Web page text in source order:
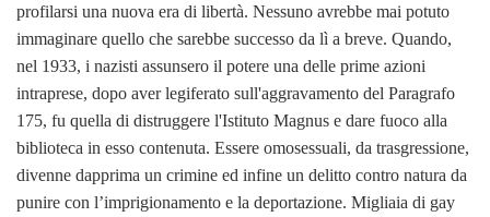
profilarsi una nuova era di libertà. Nessuno avrebbe mai potuto
immaginare quello che sarebbe successo da lì a breve. Quando,
nel 1933, i nazisti assunsero il potere una delle prime azioni
intraprese, dopo aver legiferato sull'aggravamento del Paragrafo
175, fu quella di distruggere l'Istituto Magnus e dare fuoco alla
biblioteca in esso contenuta. Essere omosessuali, da trasgressione,
divenne dapprima un crimine ed infine un delitto contro natura da
punire con l’imprigionamento e la deportazione. Migliaia di gay